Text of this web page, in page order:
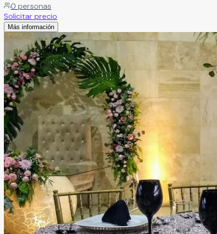
espacios versátiles que se adaptan perfectamente a
diferentes tipos de celebraciones, desde bodas y XV años
hasta graduaciones, aniversarios y eventos sociales o
corporativos. Cada rincón del jardín está diseñado para
brindar una atmósfera romántica, sofisticada y acogedora
para ti y tus invitados. Además de sus increíbles espacios,
el equipo de Jardín Orquídea puede apoyarte en la
organización de tu evento, cuidando cada detalle para
que disfrutes una experiencia única, cómoda e inolvidable.
Leer más
0 personas
Solicitar precio
Más información